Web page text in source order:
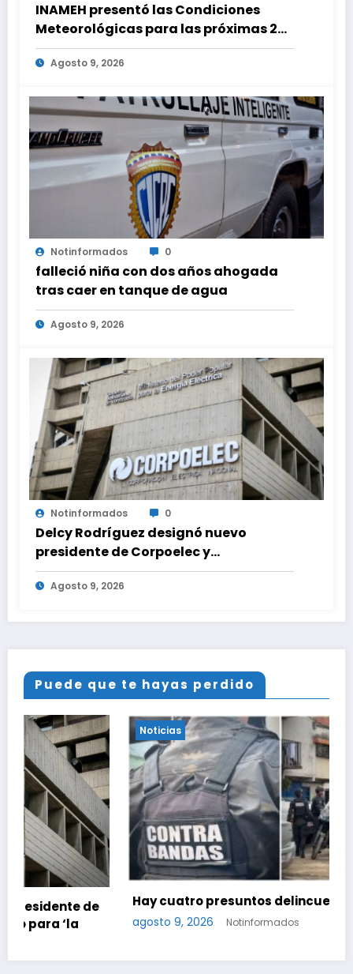
INAMEH presentó las Condiciones
Meteorológicas para las próximas 24
horas, de este domingo 9 de agosto
2026Agosto 9, 2026
Notinformados 0
falleció niña con dos años ahogada
tras caer en tanque de agua
Agosto 9, 2026
Notinformados 0
Delcy Rodríguez designó nuevo
presidente de Corpoelec y
viceministro eléctrico para ‘la
recuperación del servicio’
Agosto 9, 2026
Puede que te hayas perdido
Noticias
Hay cuatro presuntos delincuentes abatidos
agosto 9, 2026 Notinformados